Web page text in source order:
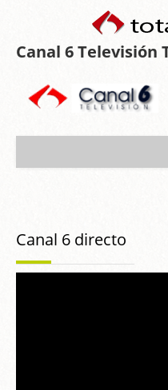
Canal 6 Televisión
Programas
Canal 6 directo